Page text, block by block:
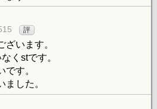
評
ざいます。
くstです。
す。
ました。